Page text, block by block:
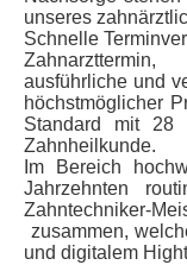
unseres
Schnelle
ausführliche und
höchstmöglicher
Standard mit 28
Zahnheilkunde.
Im Bereich
Jahrzehnten
Zahntechniker-
zusammen,
und digitalem